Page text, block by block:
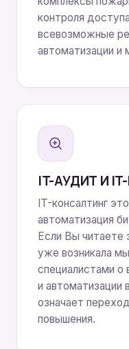
контроля
всевозможные
автоматизации и
IT-АУДИТ И
IT-консалтинг
автоматизация
Если Вы читаете
уже возникала
специалистами о
и автоматизации
означает
повышения.